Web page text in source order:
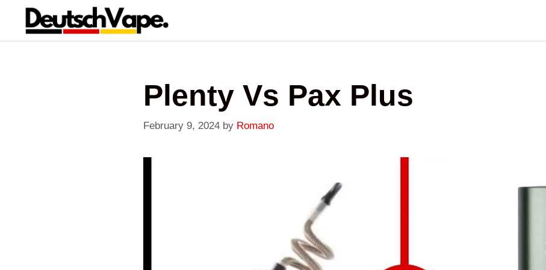
content
Plenty Vs Pax Plus
February 9, 2024 by Romano